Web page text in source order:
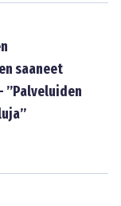
saaneet
”Palveluiden